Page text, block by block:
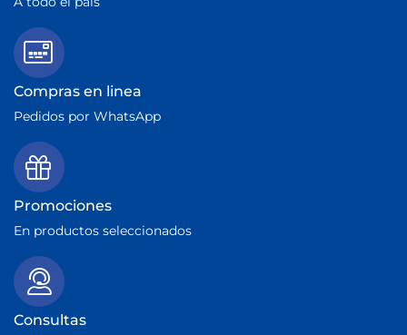
Compras en linea
Pedidos por WhatsApp
Promociones
En productos seleccionados
Consultas